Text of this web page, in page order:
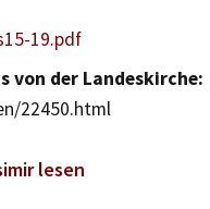
19.pdf
von der Landeskirche:
22450.html
lesen